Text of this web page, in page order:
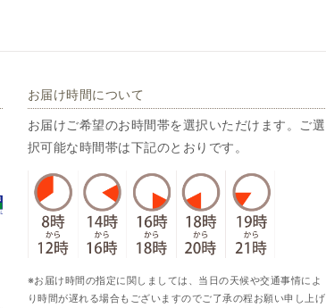
お届け時間について
お届けご希望のお時間帯を選択いただけます。ご選
択可能な時間帯は下記のとおりです。
※お届け時間の指定に関しましては、当日の天候や交通事情によ
り時間が遅れる場合もございますのでご了承の程お願い申し上げ